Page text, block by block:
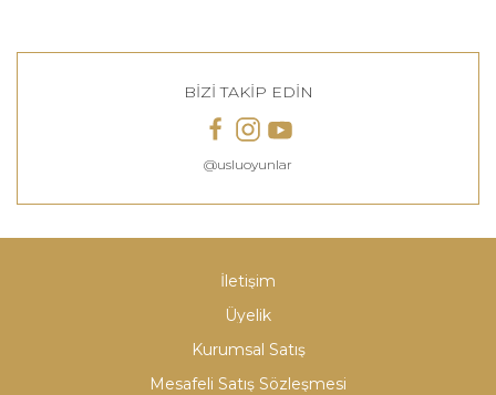
BİZİ TAKİP EDİN
@usluoyunlar
İletişim
Üyelik
Kurumsal Satış
Mesafeli Satış Sözleşmesi